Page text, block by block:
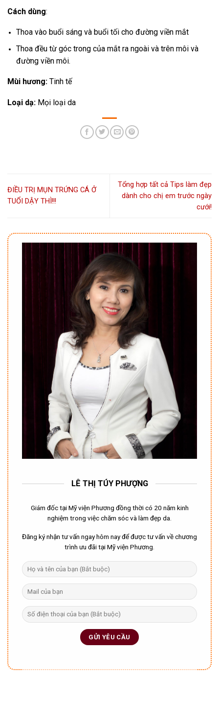
Cách dùng:
Thoa vào buổi sáng và buổi tối cho đường viền mắt
Thoa đều từ góc trong của mắt ra ngoài và trên môi và
đường viền môi.
Mùi hương: Tinh tế
Loại dạ: Mọi loại da
ĐIỀU TRỊ MỤN TRỨNG CÁ Ở
TUỔI DẬY THÌ!!!
Tổng hợp tất cả Tips làm đẹp
dành cho chị em trước ngày
cưới!
LÊ THỊ TÚY PHƯỢNG
Giám đốc tại Mỹ viện Phương đồng thời có 20 năm kinh
nghiệm trong việc chăm sóc và làm đẹp da.
Đăng ký nhận tư vấn ngay hôm nay để được tư vấn về chương
trình ưu đãi tại Mỹ viện Phương.